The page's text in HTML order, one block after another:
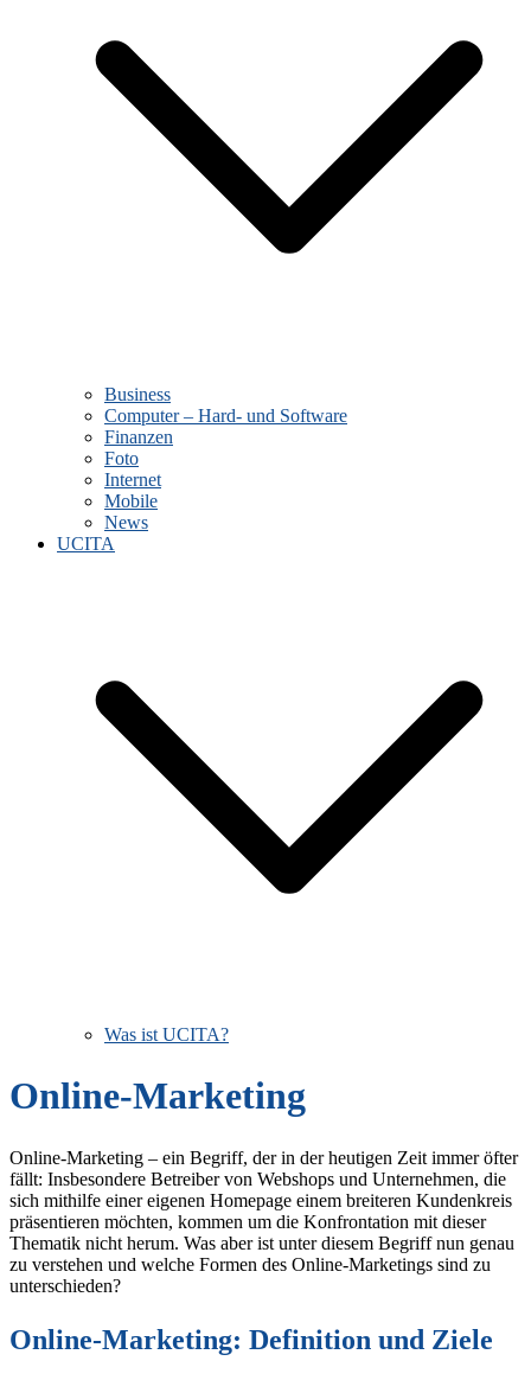
Business
Computer – Hard- und Software
Finanzen
Foto
Internet
Mobile
News
UCITA
Was ist UCITA?
Online-Marketing
Online-Marketing – ein Begriff, der in der heutigen Zeit immer öfter
fällt: Insbesondere Betreiber von Webshops und Unternehmen, die
sich mithilfe einer eigenen Homepage einem breiteren Kundenkreis
präsentieren möchten, kommen um die Konfrontation mit dieser
Thematik nicht herum. Was aber ist unter diesem Begriff nun genau
zu verstehen und welche Formen des Online-Marketings sind zu
unterschieden?
Online-Marketing: Definition und Ziele